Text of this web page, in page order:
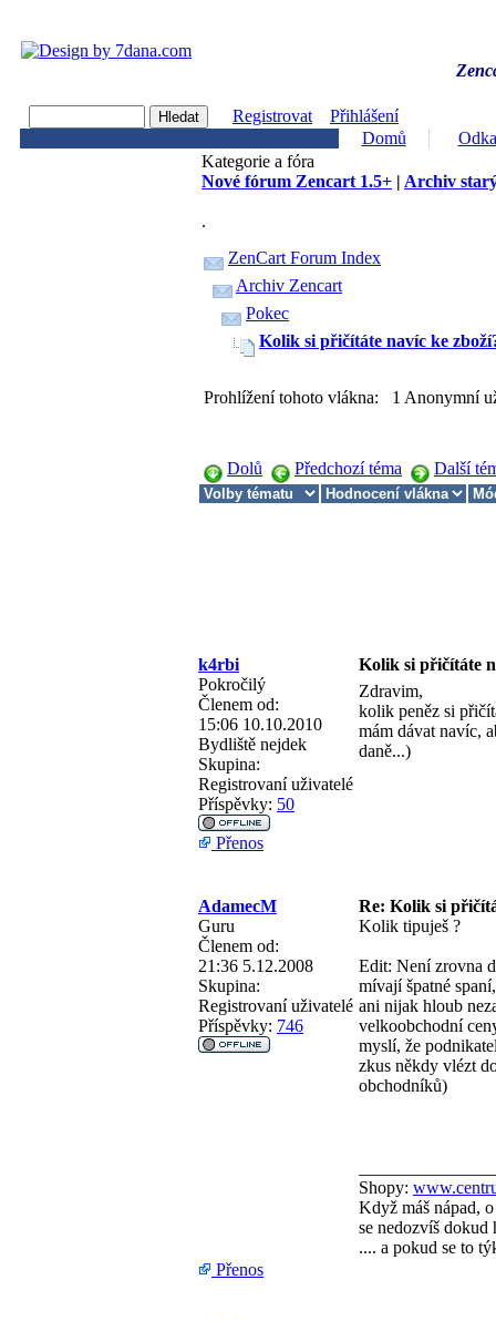
Registrovat
Přihlášení
Domů
Kategorie a fóra
Nové fórum Zencart 1.5+ | Archiv
.
ZenCart Forum Index
Archiv Zencart
Pokec
Kolik si přičítáte navíc ke
Prohlížení tohoto vlákna: 1 Anonymní
Dolů Předchozí téma Další
k4rbi
Kolik si přičítáte
Pokročilý
Členem od:
15:06 10.10.2010
Bydliště nejdek
Skupina:
Registrovaní uživatelé
Příspěvky: 50
Zdravim,
kolik peněz si
mám dávat navíc,
daně...)
Přenos
AdamecM
Re: Kolik si
Guru
Členem od:
21:36 5.12.2008
Skupina:
Registrovaní uživatelé
Příspěvky: 746
Kolik tipuješ ?
Edit: Není zrovna
mívají špatné
ani nijak hloub
velkoobchodní
myslí, že
zkus někdy vlézt
obchodníků)
Shopy:
Když máš nápad,
se nedozvíš dokud
.... a pokud se to
Přenos